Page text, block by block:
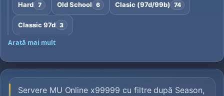
Hard 7 Old School 6 Clasic (97d/99b) 74
Classic 97d 3
Arată mai mult
Servere MU Online x99999 cu filtre după Season,